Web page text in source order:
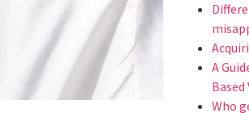
A
Who